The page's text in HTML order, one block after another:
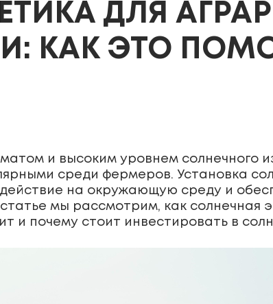
ДЛЯ
КАК ЭТО
и высоким уровнем солнечного
среди фермеров. Установка
на окружающую среду и
мы рассмотрим, как солнечная
и почему стоит инвестировать в